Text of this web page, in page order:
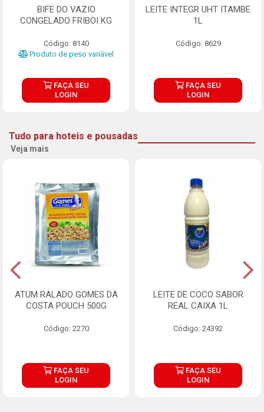
BIFE DO VAZIO
CONGELADO FRIBOI KG
Código: 8140
Produto de peso variável
FAÇA SEU
LOGIN
LEITE INTEGR UHT ITAMBE
1L
Código: 8629
FAÇA SEU
LOGIN
Tudo para hoteis e pousadas
Veja mais
ATUM RALADO GOMES DA
COSTA POUCH 500G
Código: 2270
FAÇA SEU
LOGIN
LEITE DE COCO SABOR
REAL CAIXA 1L
Código: 24392
FAÇA SEU
LOGIN